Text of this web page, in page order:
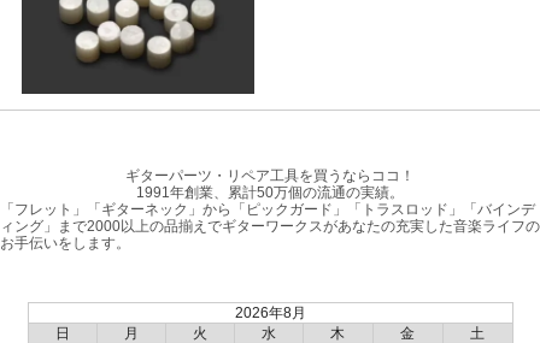
ギターパーツ・リペア工具を買うならココ！
1991年創業、累計50万個の流通の実績。
「フレット」「ギターネック」から「ピックガード」「トラスロッド」「バインデ
ィング」まで2000以上の品揃えでギターワークスがあなたの充実した音楽ライフの
お手伝いをします。
2026年8月
日
月 火 水 木 金
土